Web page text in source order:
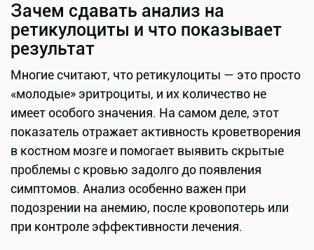
Зачем сдавать анализ на
ретикулоциты и что показывает
результат
Многие считают, что ретикулоциты — это просто
«молодые» эритроциты, и их количество не
имеет особого значения. На самом деле, этот
показатель отражает активность кроветворения
в костном мозге и помогает выявить скрытые
проблемы с кровью задолго до появления
симптомов. Анализ особенно важен при
подозрении на анемию, после кровопотерь или
при контроле эффективности лечения.